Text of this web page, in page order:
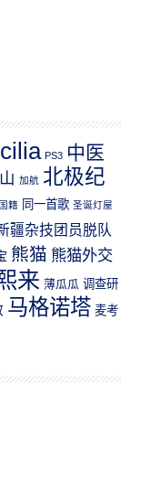
PS3 中医
加航 北极纪
籍 同一首歌 圣诞灯屋
疆杂技团员脱队
熊猫 熊猫外交
来 薄瓜瓜 调查研
马格诺塔 麦考